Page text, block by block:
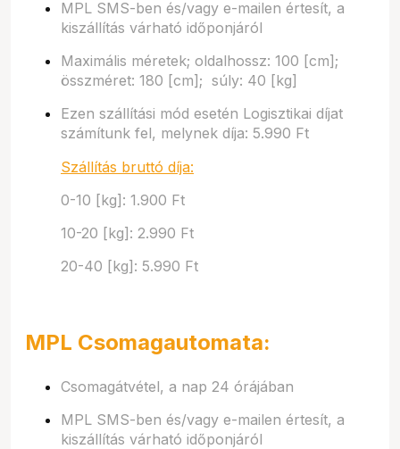
MPL SMS-ben és/vagy e-mailen értesít, a
kiszállítás várható időponjáról
Maximális méretek; oldalhossz: 100 [cm];
összméret: 180 [cm]; súly: 40 [kg]
Ezen szállítási mód esetén Logisztikai díjat
számítunk fel, melynek díja: 5.990 Ft
Szállítás bruttó díja:
0-10 [kg]: 1.900 Ft
10-20 [kg]: 2.990 Ft
20-40 [kg]: 5.990 Ft
MPL Csomagautomata:
Csomagátvétel, a nap 24 órájában
MPL SMS-ben és/vagy e-mailen értesít, a
kiszállítás várható időponjáról